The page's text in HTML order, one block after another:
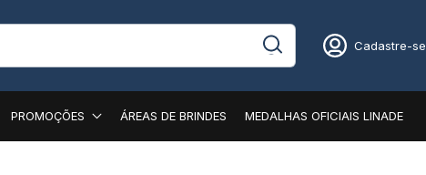
Cadastre-se
PROMOÇÕES ÁREAS DE BRINDES MEDALHAS OFICIAIS LINADE